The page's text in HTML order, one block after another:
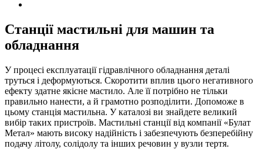
Станції мастильні для машин та
обладнання
У процесі експлуатації гідравлічного обладнання деталі
труться і деформуються. Скоротити вплив цього негативного
ефекту здатне якісне мастило. Але її потрібно не тільки
правильно нанести, а й грамотно розподілити. Допоможе в
цьому станція мастильна. У каталозі ви знайдете великий
вибір таких пристроїв. Мастильні станції від компанії «Булат
Метал» мають високу надійність і забезпечують безперебійну
подачу літолу, солідолу та інших речовин у вузли тертя.